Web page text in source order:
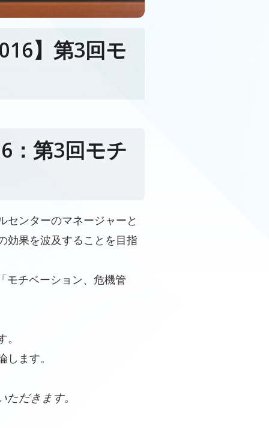
】第3回モ
：第3回モチ
センターのマネージャーと
効果を波及することを目指
チベーション、危機管
ます。
だきます。